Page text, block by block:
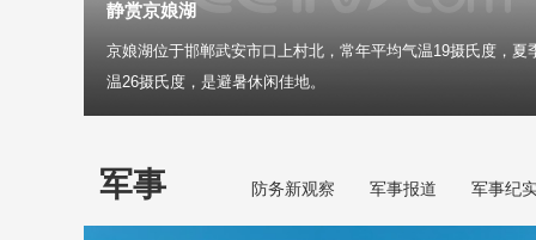
静赏京娘湖
京娘湖位于邯郸武安市口上村北，常年平均气温19摄氏度，夏
温26摄氏度，是避暑休闲佳地。
军事 防务新观察 军事报道 军事纪